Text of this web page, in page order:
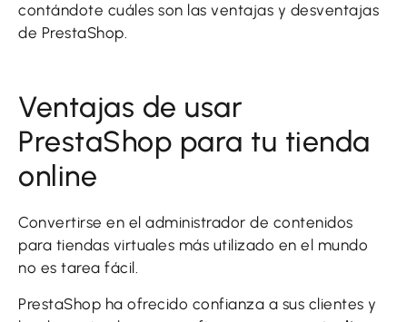
contándote cuáles son las ventajas y desventajas
de PrestaShop.
Ventajas de usar
PrestaShop para tu tienda
online
Convertirse en el administrador de contenidos
para tiendas virtuales más utilizado en el mundo
no es tarea fácil.
PrestaShop ha ofrecido confianza a sus clientes y